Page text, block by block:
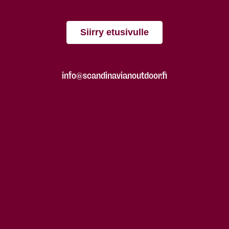
Siirry etusivulle
info@scandinavianoutdoor.fi